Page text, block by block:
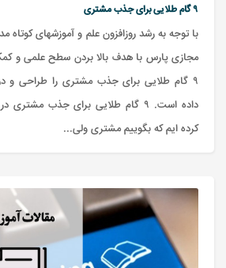
۹ گام طلایی برای جذب مشتری
با توجه به رشد روزافزون علم و آموزشهای کوتاه
مجازی پارس با هدف بالا بردن سطح علمی و
۹ گام طلایی برای جذب مشتری را طراحی و
داده است. ۹ گام طلایی برای جذب
کرده ایم که بگوییم مشتری ولی...